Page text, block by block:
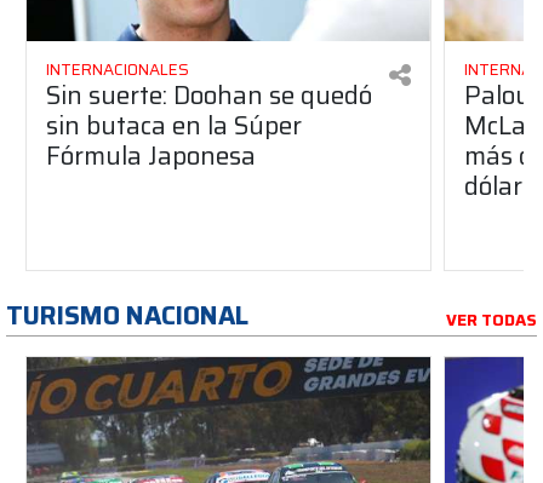
INTERNACIONALES
Sin suerte: Doohan se quedó
sin butaca en la Súper
Fórmula Japonesa
Palou
más
TURISMO NACIONAL VER TODAS